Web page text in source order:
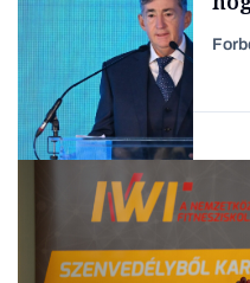
Forbes-sztori
Elszámoltatás